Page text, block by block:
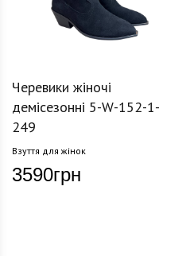
Черевики жіночі
демісезонні 5-W-152-1-
249
Взуття для жінок
3590грн